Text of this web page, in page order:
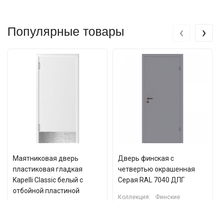
Популярные товары
Маятниковая дверь
пластиковая гладкая
Kapelli Classic белый с
отбойной пластиной
Дверь финская с
четвертью окрашенная
Серая RAL 7040 ДПГ
Коллекция: Финские
‹ ›